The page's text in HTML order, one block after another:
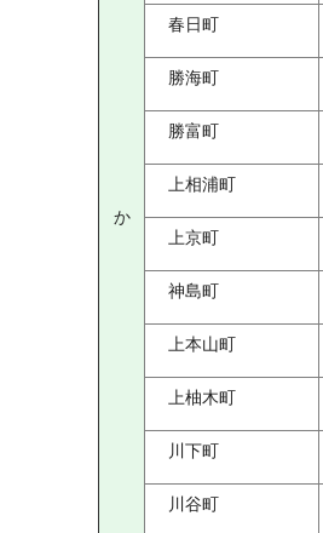
か
春日町
勝海町
勝富町
上相浦町
上京町
神島町
上本山町
上柚木町
川下町
川谷町